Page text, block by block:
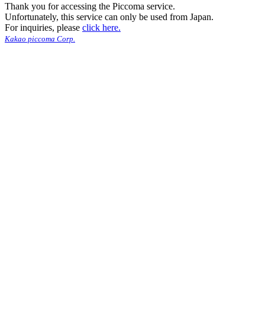
Thank you for accessing the Piccoma service.
Unfortunately, this service can only be used from Japan.
For inquiries, please click here.
Kakao piccoma Corp.